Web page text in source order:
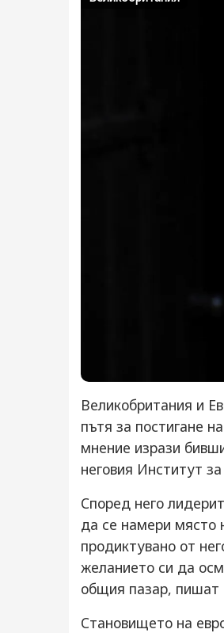
Великобритания и
пътя за постигане
мнение изрази
неговия Институт
Според него
да се намери място
продиктувано от
желанието си да
общия пазар, пишат
Становището на